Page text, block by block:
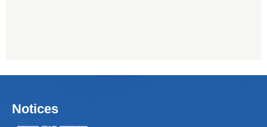
Notices